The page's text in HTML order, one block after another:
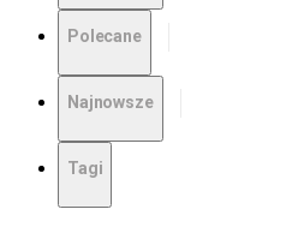
Polecane
Najnowsze
Tagi